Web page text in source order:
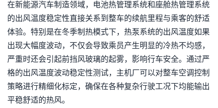
在新能源汽车制造领域，电池热管理系统和座舱热管理系统
的出风温度稳定性直接关系到整车的续航里程与乘客的舒适
体验。特别是在冬季制热模式下，热泵系统的出风温度如果
出现大幅度波动，不仅会导致乘员产生明显的冷热不均感，
严重时还会引起前挡风玻璃的起雾，影响行车安全。通过严
格的出风温度波动稳定性测试，主机厂可以对整车空调控制
策略进行精细化标定，确保在各种复杂行驶工况下均能输出
平稳舒适的热风。